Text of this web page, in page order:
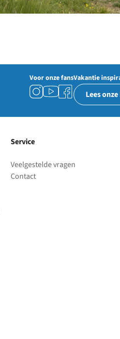
Voor onze fansVakantie
Lees
Service
Veelgestelde vragen
Contact